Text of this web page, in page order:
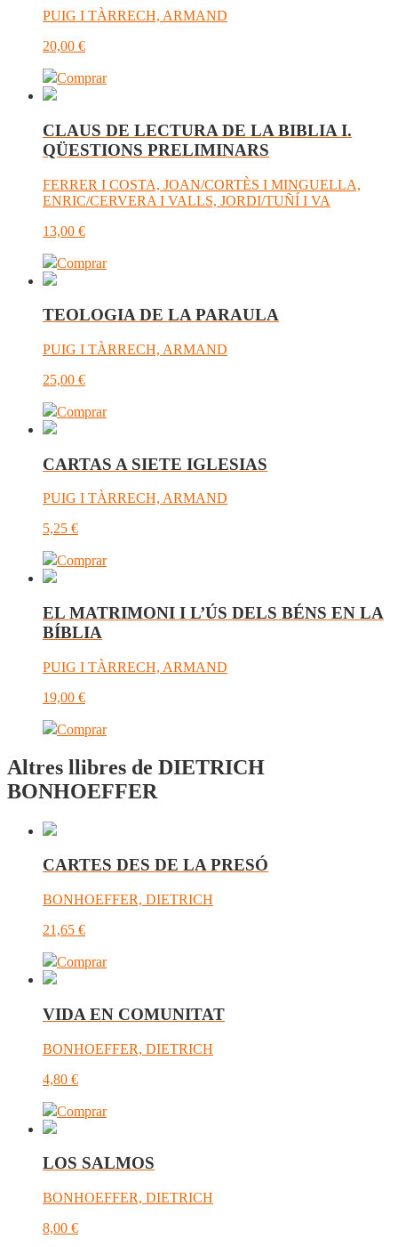
PUIG I TÀRRECH, ARMAND
20,00 €
Comprar
CLAUS DE LECTURA DE LA BIBLIA I.
QÜESTIONS PRELIMINARS
FERRER I COSTA, JOAN/CORTÈS I MINGUELLA,
ENRIC/CERVERA I VALLS, JORDI/TUÑÍ I VA
13,00 €
Comprar
TEOLOGIA DE LA PARAULA
PUIG I TÀRRECH, ARMAND
25,00 €
Comprar
CARTAS A SIETE IGLESIAS
PUIG I TÀRRECH, ARMAND
5,25 €
Comprar
EL MATRIMONI I L’ÚS DELS BÉNS EN LA
BÍBLIA
PUIG I TÀRRECH, ARMAND
19,00 €
Comprar
Altres llibres de DIETRICH
BONHOEFFER
CARTES DES DE LA PRESÓ
BONHOEFFER, DIETRICH
21,65 €
Comprar
VIDA EN COMUNITAT
BONHOEFFER, DIETRICH
4,80 €
Comprar
LOS SALMOS
BONHOEFFER, DIETRICH
8,00 €